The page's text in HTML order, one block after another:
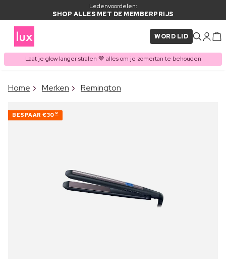
Ledenvoordelen:
SHOP ALLES MET DE MEMBERPRIJS
WORD LID
Laat je glow langer stralen 🤎 alles om je zomertan te behouden
ITEM TOEGEVOEGD AAN
Vaak samen gekocht met
Home Merken Remington
BESPAAR €30 00